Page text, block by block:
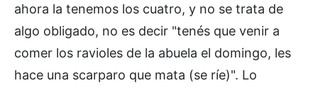
ahora la tenemos los cuatro, y no se trata de
algo obligado, no es decir "tenés que venir a
comer los ravioles de la abuela el domingo, les
hace una scarparo que mata (se ríe)". Lo